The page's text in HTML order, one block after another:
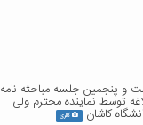
و پنجمین جلسه مباحثه نامه
توسط نماینده محترم ولی
کاشان گالری